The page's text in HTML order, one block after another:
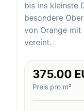
bis ins kleinste
besondere
von Orange mit
vereint.
375.00
Preis pro m²